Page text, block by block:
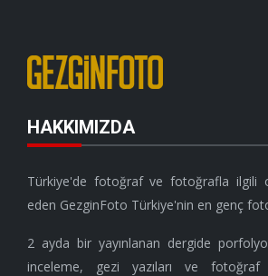
HAKKIMIZDA
Türkiye'de fotoğraf ve fotoğrafla ilgili
eden GezginFoto Türkiye'nin en genç
2 ayda bir yayınlanan dergide
inceleme, gezi yazıları ve fotoğraf